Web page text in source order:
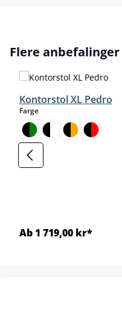
Hopp over produktgalleri
Flere anbefalinger
Kontorstol XL Pedro
Fargeselect
Ab 1 719,00 kr*